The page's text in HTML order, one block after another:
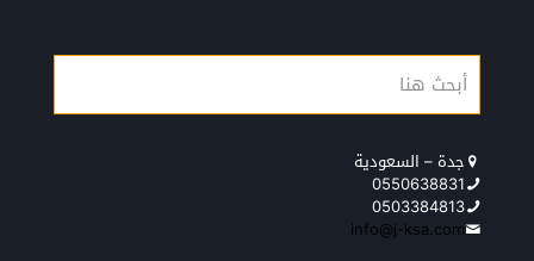
جدة – السعودية
0550638831
0503384813
info@j-ksa.com